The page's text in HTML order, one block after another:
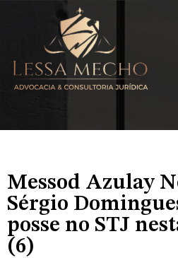
Messod Azulay
Sérgio
posse no STJ
(6)